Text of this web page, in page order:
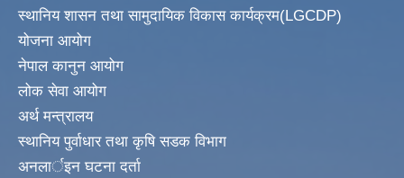
स्थानिय शासन तथा सामुदायिक विकास कार्यक्रम(LGCDP)
योजना आयोग
नेपाल कानुन आयोग
लोक सेवा आयोग
अर्थ मन्त्रालय
स्थानिय पुर्वाधार तथा कृषि सडक विभाग
अनलार्इन घटना दर्ता